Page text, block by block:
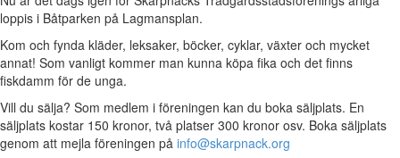
loppis i Båtparken på Lagmansplan.
Kom och fynda kläder, leksaker, böcker, cyklar, växter och mycket
annat! Som vanligt kommer man kunna köpa fika och det finns
fiskdamm för de unga.
Vill du sälja? Som medlem i föreningen kan du boka säljplats. En
säljplats kostar 150 kronor, två platser 300 kronor osv. Boka säljplats
genom att mejla föreningen på info@skarpnack.org